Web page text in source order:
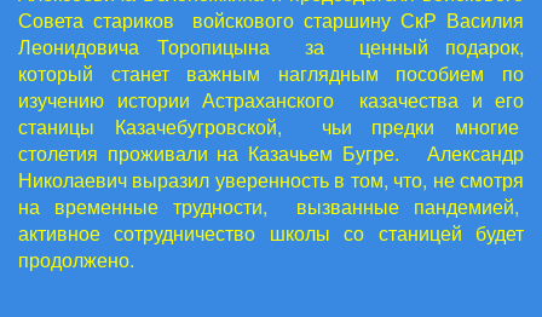
Совета стариков войскового старшину СкР Василия
Леонидовича Торопицына за ценный подарок,
который станет важным наглядным пособием по
изучению истории Астраханского казачества и его
станицы Казачебугровской, чьи предки многие
столетия проживали на Казачьем Бугре. Александр
Николаевич выразил уверенность в том, что, не смотря
на временные трудности, вызванные пандемией,
активное сотрудничество школы со станицей будет
продолжено.